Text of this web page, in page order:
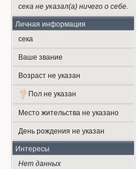
сека не указал(а) ничего о себе.
Личная информация
сека
Ваше звание
Возраст не указан
Пол не указан
Место жительства не указано
День рождения не указан
Интересы
Нет данных